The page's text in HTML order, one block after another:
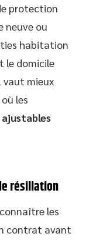
protection
neuve ou
habitation
le domicile
vaut mieux
les
résiliation
les
contrat avant